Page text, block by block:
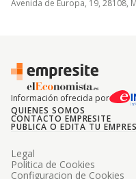
Avenida de Europa, 19, 28108,
Información ofrecida por
QUIENES SOMOS
CONTACTO EMPRESITE
PUBLICA O EDITA TU
Legal
Politica de Cookies
Configuracion de Cookies